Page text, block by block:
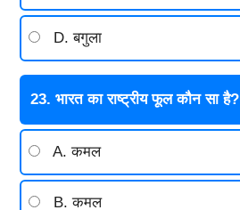
D. बगुला
23. भारत का राष्ट्रीय फूल कौन सा है?
A. कमल
B. कमल